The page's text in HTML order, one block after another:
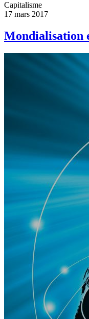
Capitalisme
17 mars 2017
Mondialisation